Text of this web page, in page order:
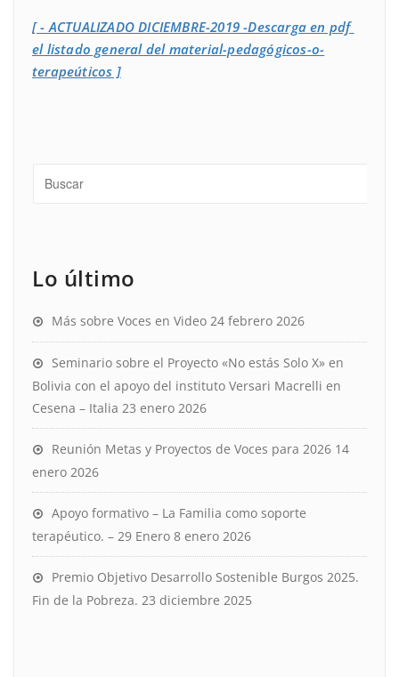
[ - ACTUALIZADO DICIEMBRE-2019 -Descarga en pdf
el listado general del material-pedagógicos-o-
terapeúticos ]
Lo último
Más sobre Voces en Video 24 febrero 2026
Seminario sobre el Proyecto «No estás Solo X» en
Bolivia con el apoyo del instituto Versari Macrelli en
Cesena – Italia 23 enero 2026
Reunión Metas y Proyectos de Voces para 2026 14
enero 2026
Apoyo formativo – La Familia como soporte
terapéutico. – 29 Enero 8 enero 2026
Premio Objetivo Desarrollo Sostenible Burgos 2025.
Fin de la Pobreza. 23 diciembre 2025